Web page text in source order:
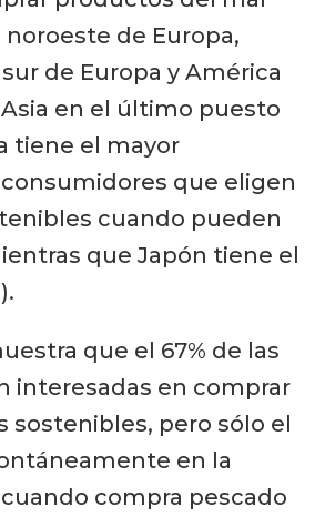
de Europa,
de Europa y América
en el último puesto
tiene el mayor
que eligen
cuando pueden
que Japón tiene el
que el 67% de las
interesadas en comprar
sostenibles, pero sólo el
en la
compra pescado